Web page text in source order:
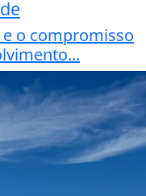
o compromisso